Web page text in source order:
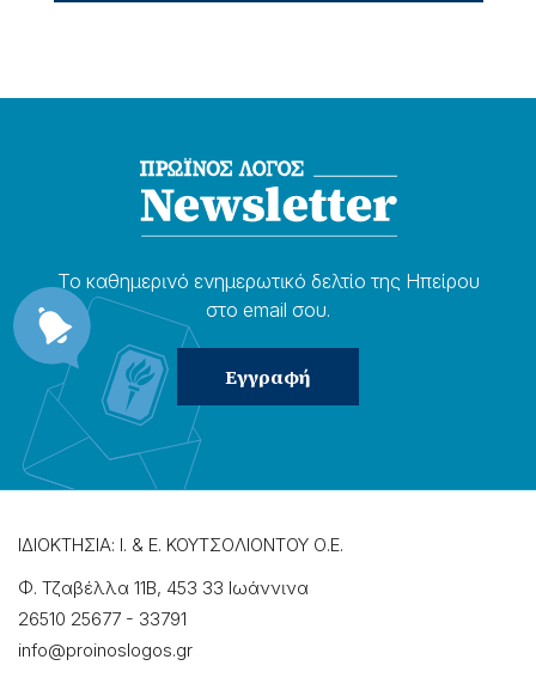
Το καθημερɩνό ενημερωτɩκό δελτίο της Ηπείρου
στο email σου.
ΙΔΙΟΚΤΗΣΙΑ: Ι. & Ε. ΚΟΥΤΣΟΛΙΟΝΤΟΥ Ο.Ε.
Φ. Τζαβέλλα 11Β, 453 33 Ιωάννɩνα
26510 25677 - 33791
info@proinoslogos.gr